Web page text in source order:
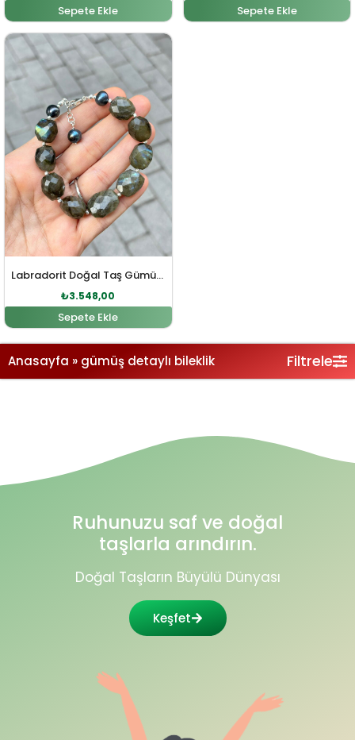
Sepete Ekle Sepete Ekle
Labradorit Doğal Taş Gümüş Bileklik
Orijinal fiyat: ₺3.903,00.
₺3.548,00
Şu andaki fiyat: ₺3.548,00.
Sepete Ekle
Anasayfa » gümüş detaylı bileklik Filtrele
Ruhunuzu saf ve doğal
taşlarla arındırın.
Doğal Taşların Büyülü Dünyası
Keşfet